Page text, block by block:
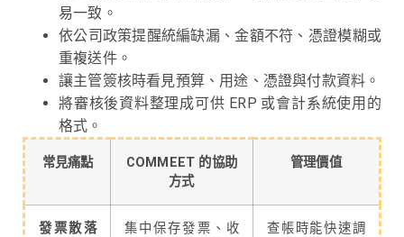
易一致。
依公司政策提醒統編缺漏、金額不符、憑證模糊或
重複送件。
讓主管簽核時看見預算、用途、憑證與付款資料。
將審核後資料整理成可供 ERP 或會計系統使用的
格式。
常見痛點
COMMEET 的協助
方式
管理價值
發票散落
集中保存發票、收
查帳時能快速調